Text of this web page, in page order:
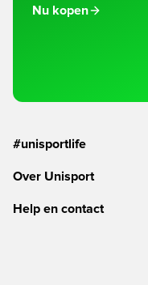
Nu kopen
#unisportlife
Over Unisport
Help en contact